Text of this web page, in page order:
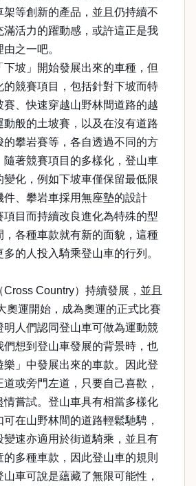
架等創新的產品，並且仍持續不
滿活力的躍動感，或許這正是我
之一吧。
坡」開始發展出來的車種，但
的競賽項目，包括針對下坡而特
賽、快速穿越山野林間道路的越
動般的土坡賽，以及在沒有道路
的攀岩賽等，各自透過不同的方
隨著競賽項目的多樣化，登山車
變化，例如下坡車僅保留最低限
件、攀岩車採用無座墊的設計
項目而持續改良進化為特殊的型
，各種車款就有新的面貌，這種
的人投入騎乘登山車的行列。
Country）持續發展，並且
奧運開始，成為奧運的正式比賽
明人們認同登山車可做為運動競
們想到登山車發展的背景時，也
樂」中發展出來的車款。因此登
或旁門左道，只要自己喜歡，
情嘗試。登山車具有相當多樣化
在山野林間的道路輕鬆馳騁，
變速亦適用於街道騎乘，並且有
多種車款，因此登山車的規則
車可說是蘊藏了無限可能性，